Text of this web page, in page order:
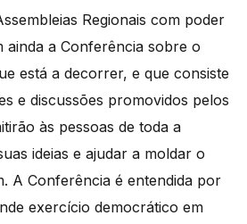
Regionais com poder
ainda a Conferência sobre o
está a decorrer, e que consiste
e discussões promovidos pelos
às pessoas de toda a
ideias e ajudar a moldar o
A Conferência é entendida por
exercício democrático em